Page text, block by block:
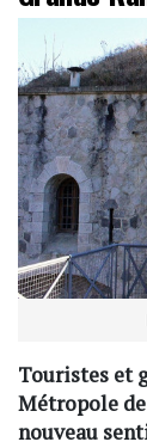
Touristes et
Métropole
nouveau